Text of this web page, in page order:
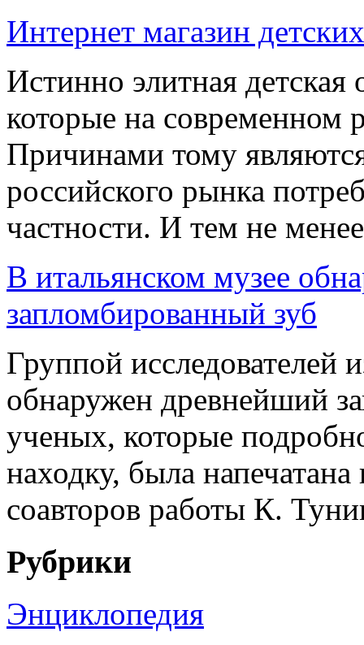
Интернет магазин
Истинно элитная детская
которые на современном
Причинами тому
российского рынка
частности. И тем не
В итальянском музее
запломбированный зуб
Группой исследователей
обнаружен древнейший
ученых, которые
находку, была
соавторов работы К.
Рубрики
Энциклопедия